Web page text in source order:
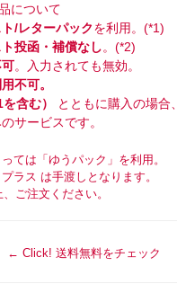
について
/レターパックを利用。(*1)
投函・補償なし。(*2)
。入力されても無効。
不可。
含む） とともに購入の場合、
サービスです。
ては「ゆうパック」を利用。
ラス は手渡しとなります。
ご注文ください。
← Click! 送料無料をチェック